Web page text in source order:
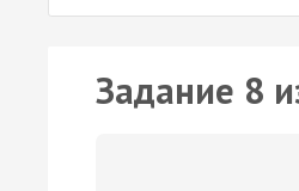
Задание 8